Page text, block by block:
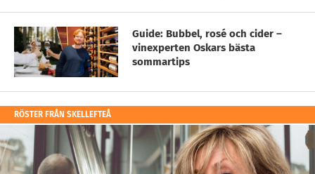
Guide: Bubbel, rosé och cider –
vinexperten Oskars bästa
sommartips
RÖSTER FRÅN SKELLEFTEÅ